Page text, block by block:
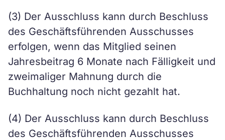
(3) Der Ausschluss kann durch Beschluss
des Geschäftsführenden Ausschusses
erfolgen, wenn das Mitglied seinen
Jahresbeitrag 6 Monate nach Fälligkeit und
zweimaliger Mahnung durch die
Buchhaltung noch nicht gezahlt hat.
(4) Der Ausschluss kann durch Beschluss
des Geschäftsführenden Ausschusses